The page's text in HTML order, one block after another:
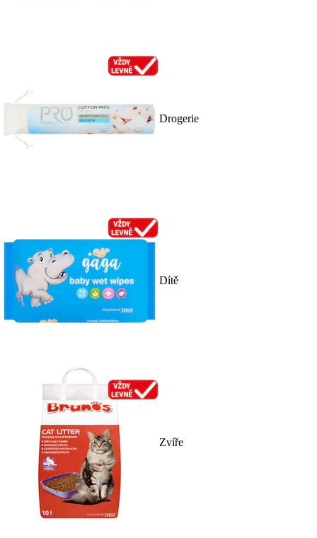
Drogerie
Dítě
Zvíře